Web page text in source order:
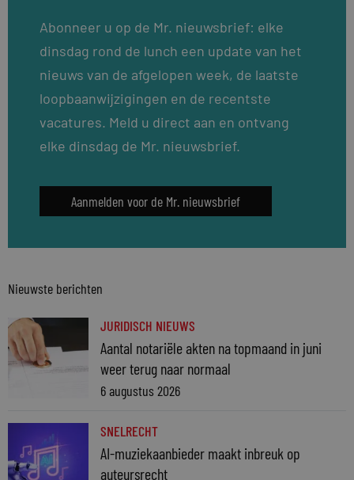
Abonneer u op de Mr. nieuwsbrief: elke
dinsdag rond de lunch een update van het
nieuws van de afgelopen week, de laatste
loopbaanwijzigingen en de recentste
vacatures. Meld u direct aan en ontvang
elke dinsdag de Mr. nieuwsbrief.
Aanmelden voor de Mr. nieuwsbrief
Nieuwste berichten
JURIDISCH NIEUWS
Aantal notariële akten na topmaand in juni
weer terug naar normaal
6 augustus 2026
SNELRECHT
AI-muziekaanbieder maakt inbreuk op
auteursrecht